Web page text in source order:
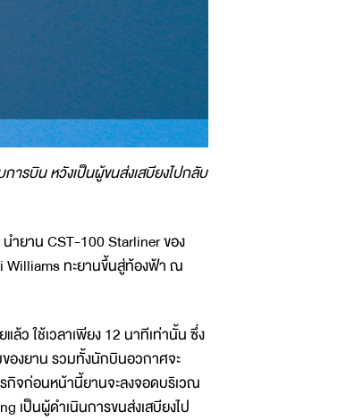
รบิน หวังเป็นผู้ขนส่งเสบียงไปกลับ
ำยาน CST-100 Starliner ของ
Williams ทะยานขึ้นสู่ท้องฟ้า ณ
ว ใช้เวลาเพียง 12 นาทีเท่านั้น ซึ่ง
องยาน รวมทั้งนักบินอวกาศจะ
จก่อนหน้านี้ยานจะลงจอดบริเวณ
เป็นผู้ดำเนินการขนส่งเสบียงไป